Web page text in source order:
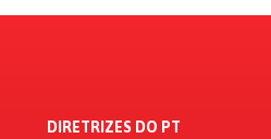
DIRETRIZES DO PT